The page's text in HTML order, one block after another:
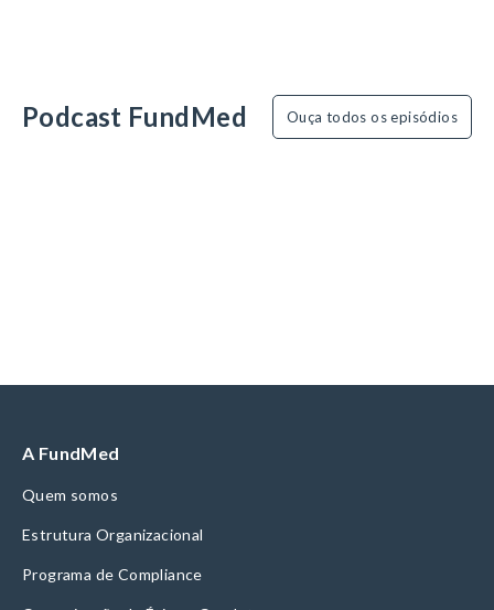
Podcast FundMed Ouça todos os episódios
A FundMed
Quem somos
Estrutura Organizacional
Programa de Compliance